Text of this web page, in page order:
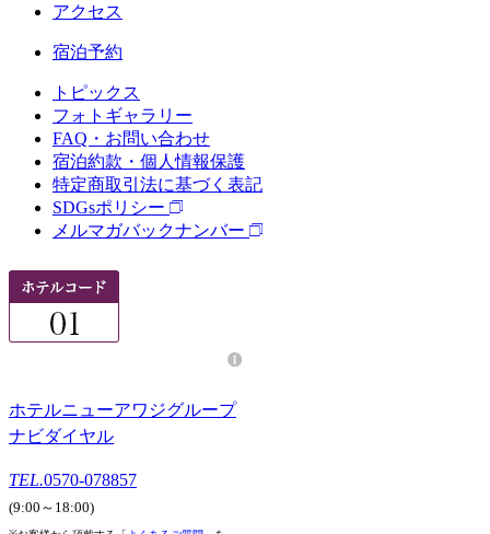
アクセス
宿泊予約
トピックス
フォトギャラリー
FAQ・お問い合わせ
宿泊約款・個人情報保護
特定商取引法に基づく表記
SDGsポリシー
メルマガバックナンバー
ホテルニューアワジグループ
ナビダイヤル
TEL.0570-078857
(9:00～18:00)